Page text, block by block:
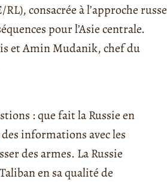
consacrée à l’approche russe
pour l’Asie centrale.
et Amin Mudanik, chef du
: que fait la Russie en
informations avec les
des armes. La Russie
en sa qualité de